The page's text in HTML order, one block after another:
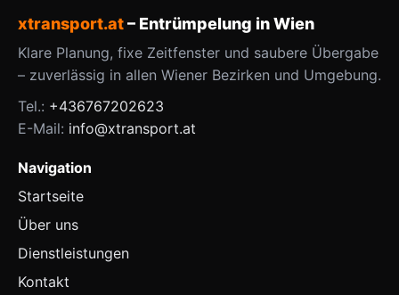
xtransport.at– Entrümpelung in Wien
Klare Planung, fixe Zeitfenster und saubere Übergabe
– zuverlässig in allen Wiener Bezirken und Umgebung.
Tel.: +436767202623
E-Mail: info@xtransport.at
Navigation
Startseite
Über uns
Dienstleistungen
Kontakt